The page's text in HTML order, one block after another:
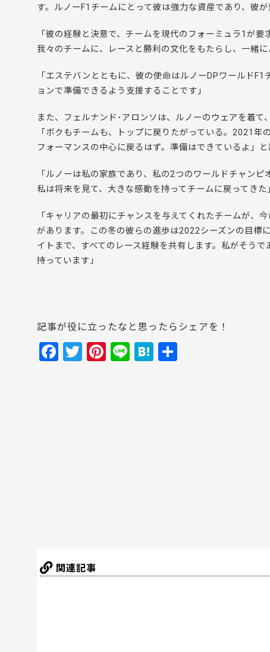
す。ルノーF1チームにとって彼は強力な資産であり、彼
「彼の経験と決意で、チームを現代のフォーミュラ1が
我々のチームに、レースと勝利の文化をもたらし、一緒に
「エステバンとともに、彼の使命はルノーDPワールド
ョンで準備できるよう支援することです」
また、フェルナンド･アロンソは、ルノーのウェアを着て、
「ボクもチームも、トップに戻りたがっている。2021年
フォーマンスの中心に戻るはず。準備はできているよ」と
「ルノーは私の家族であり、私の2つのワールドチャン
私は将来を見て、大きな感動を持ってチームに戻ってきた
「キャリアの最初にチャンスを与えてくれたチームが、
があります。この冬の彼らの進歩は2022シーズンの目標
イトまで、すべてのレース経験を共有します。私がそう
持っています」
記事が役に立ったなと思ったらシェアを！
F
T
Pi Li H
関連記事